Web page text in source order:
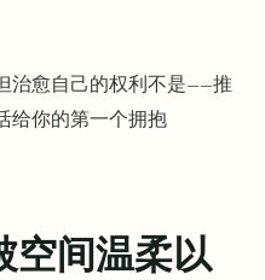
治愈自己的权利不是——推
给你的第一个拥抱
空间温柔以